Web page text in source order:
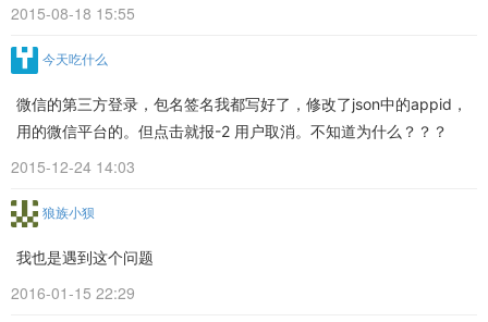
2015-08-18 15:55
今天吃什么
微信的第三方登录，包名签名我都写好了，修改了json中的appid，
用的微信平台的。但点击就报-2 用户取消。不知道为什么？？？
2015-12-24 14:03
狼族小狈
我也是遇到这个问题
2016-01-15 22:29